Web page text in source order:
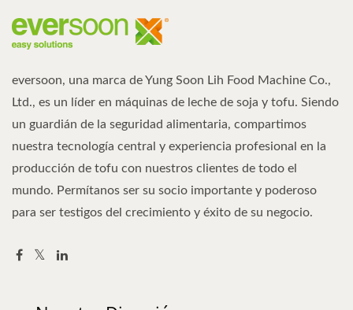
eversoon, una marca de Yung Soon Lih Food Machine Co.,
Ltd., es un líder en máquinas de leche de soja y tofu. Siendo
un guardián de la seguridad alimentaria, compartimos
nuestra tecnología central y experiencia profesional en la
producción de tofu con nuestros clientes de todo el
mundo. Permítanos ser su socio importante y poderoso
para ser testigos del crecimiento y éxito de su negocio.